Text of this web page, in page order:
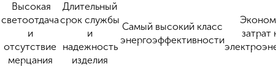
Высокая
светоотдача
и
отсутствие
мерцания
Длительный
срок службы
и
надежность
изделия
Самый высокий класс
энергоэффективности
затрат